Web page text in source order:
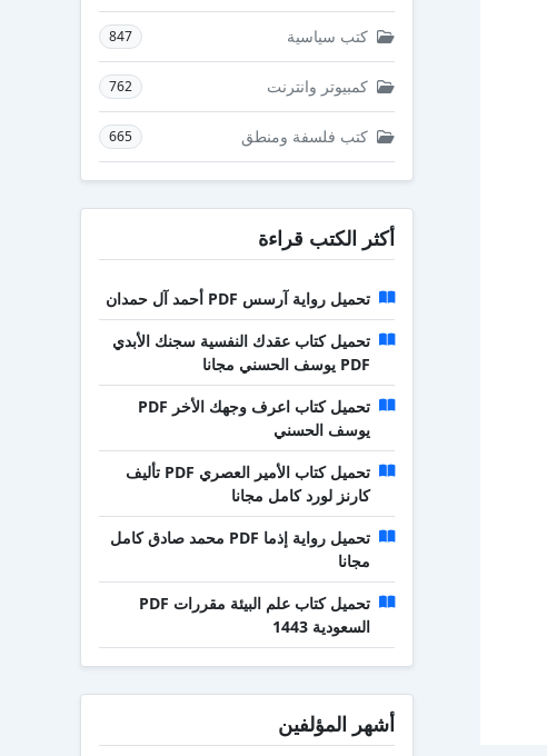
كتب سياسية 847
كمبيوتر وانترنت 762
كتب فلسفة ومنطق 665
أكثر الكتب قراءة
تحميل رواية آرسس PDF أحمد آل حمدان
تحميل كتاب عقدك النفسية سجنك الأبدي
PDF يوسف الحسني مجانا
تحميل كتاب اعرف وجهك الأخر PDF
يوسف الحسني
تحميل كتاب الأمير العصري PDF تأليف
كارنز لورد كامل مجانا
تحميل رواية إذما PDF محمد صادق كامل
مجانا
تحميل كتاب علم البيئة مقررات PDF
السعودية 1443
أشهر المؤلفين